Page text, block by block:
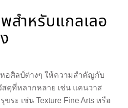
สำหรับแกลเลอ
อศิลป์ต่างๆ ให้ความสำคัญกับ
ดุที่หลากหลาย เช่น แคนวาส
ระ เช่น Texture Fine Arts หรือ